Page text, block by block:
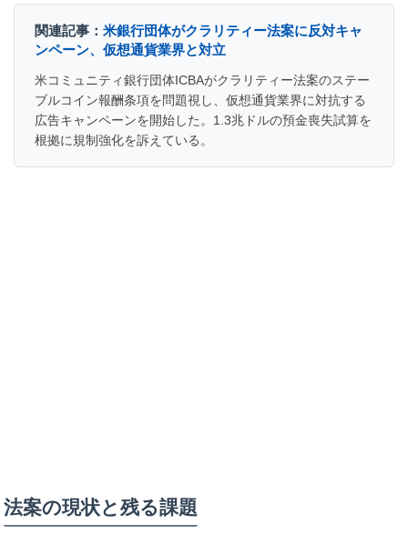
関連記事：米銀行団体がクラリティー法案に反対キャ
ンペーン、仮想通貨業界と対立
米コミュニティ銀行団体ICBAがクラリティー法案のステー
ブルコイン報酬条項を問題視し、仮想通貨業界に対抗する
広告キャンペーンを開始した。1.3兆ドルの預金喪失試算を
根拠に規制強化を訴えている。
法案の現状と残る課題